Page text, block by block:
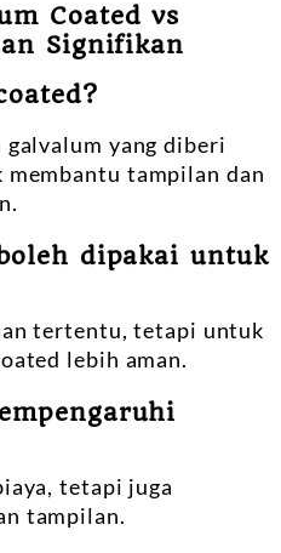
Coated vs
Signifikan
yang diberi
tampilan dan
dipakai untuk
tertentu, tetapi untuk
lebih aman.
tetapi juga
tampilan.